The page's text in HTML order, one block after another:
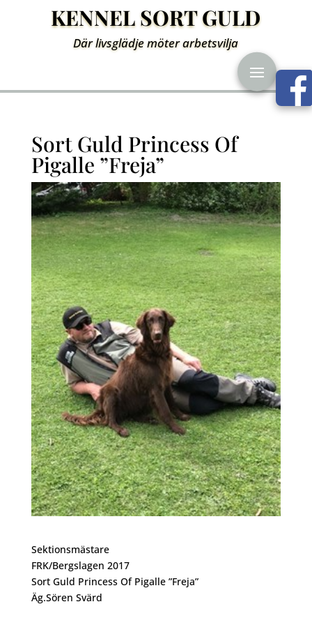
KENNEL SORT GULD
Där livsglädje möter arbetsvilja
Sort Guld Princess Of
Pigalle ”Freja”
Sektionsmästare
FRK/Bergslagen 2017
Sort Guld Princess Of Pigalle ”Freja”
Äg.Sören Svärd